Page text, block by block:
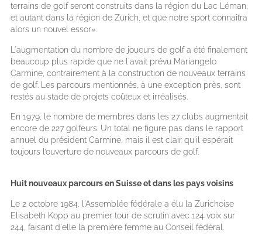
terrains de golf seront construits dans la région du Lac Léman,
et autant dans la région de Zurich, et que notre sport connaîtra
alors un nouvel essor».
L'augmentation du nombre de joueurs de golf a été finalement
beaucoup plus rapide que ne l'avait prévu Mariangelo
Carmine, contrairement à la construction de nouveaux terrains
de golf. Les parcours mentionnés, à une exception près, sont
restés au stade de projets coûteux et irréalisés.
En 1979, le nombre de membres dans les 27 clubs augmentait
encore de 227 golfeurs. Un total ne figure pas dans le rapport
annuel du président Carmine, mais il est clair qu'il espérait
toujours l’ouverture de nouveaux parcours de golf.
Huit nouveaux parcours en Suisse et dans les pays voisins
Le 2 octobre 1984, l'Assemblée fédérale a élu la Zurichoise
Elisabeth Kopp au premier tour de scrutin avec 124 voix sur
244, faisant d'elle la première femme au Conseil fédéral.